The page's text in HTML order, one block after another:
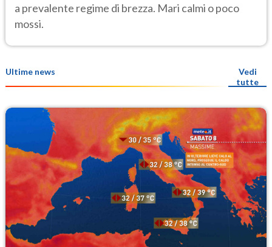
a prevalente regime di brezza. Mari calmi o poco
mossi.
Ultime news
Vedi
tutte